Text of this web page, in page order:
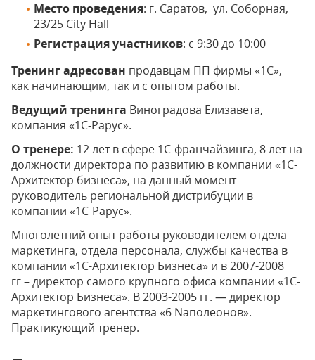
Место проведения: г. Саратов, ул. Соборная,
23/25 City Hall
Регистрация участников: с 9:30 до 10:00
Тренинг адресован продавцам ПП фирмы «1С»,
как начинающим, так и с опытом работы.
Ведущий тренинга Виноградова Елизавета,
компания «1С-Рарус».
О тренере: 12 лет в сфере 1С-франчайзинга, 8 лет на
должности директора по развитию в компании «1С-
Архитектор бизнеса», на данный момент
руководитель региональной дистрибуции в
компании «1С-Рарус».
Многолетний опыт работы руководителем отдела
маркетинга, отдела персонала, службы качества в
компании «1С-Архитектор Бизнеса» и в 2007-2008
гг – директор самого крупного офиса компании «1С-
Архитектор Бизнеса». В 2003-2005 гг. — директор
маркетингового агентства «6 Nаполеонов».
Практикующий тренер.